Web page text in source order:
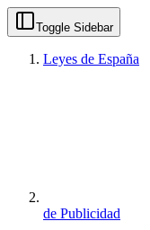
Toggle Sidebar
Leyes de España
de Publicidad